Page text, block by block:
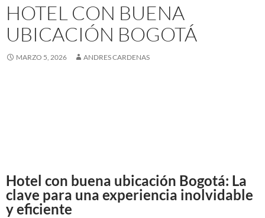
HOTEL CON BUENA
UBICACIÓN BOGOTÁ
MARZO 5, 2026 ANDRES CARDENAS
Hotel con buena ubicación Bogotá: La
clave para una experiencia inolvidable
y eficiente